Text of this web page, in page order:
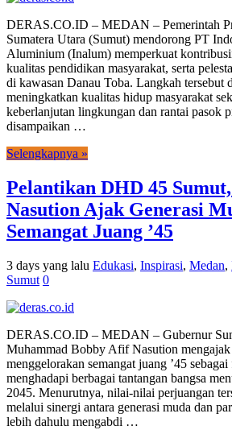
DERAS.CO.ID – MEDAN – Pemerintah
Sumatera Utara (Sumut) mendorong PT
Aluminium (Inalum) memperkuat
kualitas pendidikan masyarakat, serta
di kawasan Danau Toba. Langkah tersebut
meningkatkan kualitas hidup masyarakat
keberlanjutan lingkungan dan rantai pasok
disampaikan …
Selengkapnya »
Pelantikan DHD 45
Nasution Ajak Generasi
Semangat Juang ’45
3 days yang lalu Edukasi, Inspirasi, Medan,
Sumut 0
DERAS.CO.ID – MEDAN – Gubernur
Muhammad Bobby Afif Nasution mengajak
menggelorakan semangat juang ’45
menghadapi berbagai tantangan bangsa
2045. Menurutnya, nilai-nilai perjuangan
melalui sinergi antara generasi muda dan
lebih dahulu mengabdi …